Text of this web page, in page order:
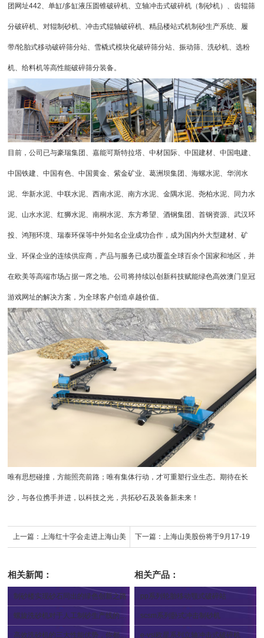
团网址442、单缸/多缸液压圆锥破碎机、立轴冲击式破碎机 （制砂机）、齿辊筛
分破碎机、对辊制砂机、冲击式辊轴破碎机、精品楼站式机制砂生产系统、履
带/轮胎式移动破碎筛分站、雪橇式模块化破碎筛分站、振动筛、洗砂机、选粉
机、给料机等高性能破碎筛分装备。
目前，公司已与豪瑞集团、嘉能可斯特拉塔、中材国际、中国建材、中国电建、
中国铁建、中国有色、中国黄金、紫金矿业、葛洲坝集团、海螺水泥、华润水
泥、华新水泥、中联水泥、西南水泥、南方水泥、金隅水泥、尧柏水泥、同力水
泥、山水水泥、红狮水泥、南桐水泥、东方希望、酒钢集团、首钢资源、武汉环
投、鸿翔环境、瑞泰环保等中外知名企业成功合作，成为国内外大型建材、矿
业、环保企业的连续供应商，产品与服务已成功覆盖全球百余个国家和地区，并
在欧美等高端市场占据一席之地。公司将持续以创新科技赋能绿色高效澳门皇冠
游戏网址的解决方案，为全球客户创造卓越价值。
唯有思想碰撞，方能照亮前路；唯有集体行动，才可重塑行业生态。期待在长
沙，与各位携手并进，以科技之光，共拓砂石及装备新未来！
上一篇： 上海红十字会走进上海山美
航
下一篇： 上海山美股份将于9月17-19
相关新闻：
制砂楼实现砂石同出的绿色创新之路
2023-09-13
2022-10-10
相关产品：
pp系列轮胎移动颚式破碎站
2024-09-05
scsm系列卧式冲击制砂机
2025-11-17
e-vsi欧星系列立轴冲击式破碎机